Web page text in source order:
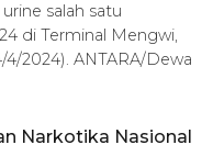
salah satu
di Terminal Mengwi,
2024). ANTARA/Dewa
Narkotika Nasional